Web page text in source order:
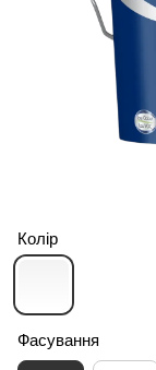
Колір
Фасування